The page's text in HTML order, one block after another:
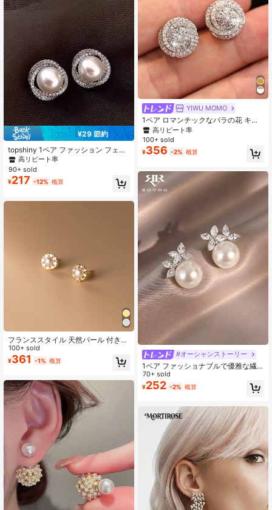
¥29 節約
topshiny 1ペア ファッション フェイ
クパール ピアス、レディース プラチ
ナ フラワー ピアス、クリスタルジュ
エリー、パーティーウェアに適して
います
高リピート率
90+ sold
¥217 -12% 概算
フランススタイル 天然パール 付きス
テンレススチールピアス
100+ sold
¥361 -1% 概算
YIWU MOMO
1ペア ロマンチックなバラの花 キュ
ービック ピアス レディース 結婚式
デート プレゼント バレンタイン、母
の日、ギフト
高リピート率
100+ sold
¥356 -2% 概算
#オーシャンストーリー
1ペア ファッショナブルで優雅な繊
細な輝くフラワー模様の人工真珠デ
ザイン ユニークで上品なピアス、デ
イリー、カジュアル、パーティーウ
70+ sold
¥252 -2% 概算